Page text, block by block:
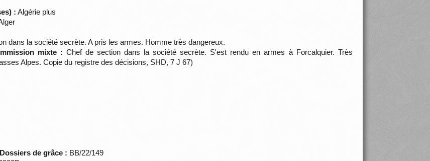
: Algérie plus
dans la société secrète. A pris les armes. Homme très dangereux.
mixte : Chef de section dans la société secrète. S'est rendu en armes à Forcalquier. Très
Alpes. Copie du registre des décisions, SHD, 7 J 67)
Dossiers de grâce : BB/22/149